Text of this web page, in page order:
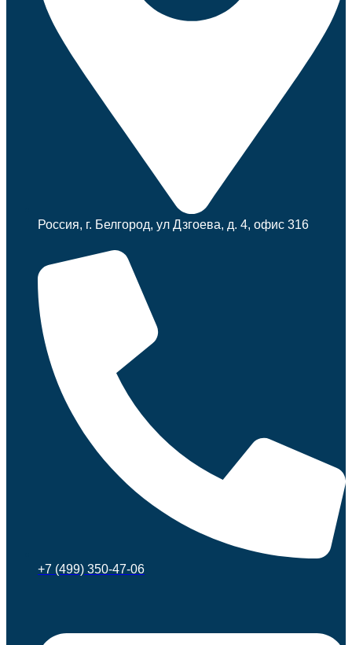
Россия, г. Белгород, ул Дзгоева, д. 4, офис 316
+7 (499) 350-47-06